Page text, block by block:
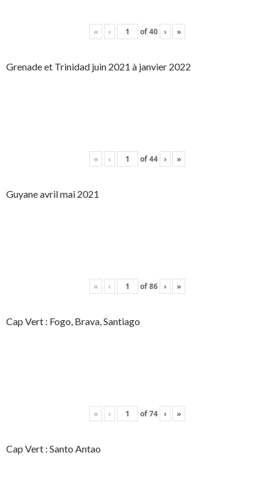
« ‹ of40 › »
Grenade et Trinidad juin 2021 à janvier 2022
« ‹ of44 › »
Guyane avril mai 2021
« ‹ of86 › »
Cap Vert : Fogo, Brava, Santiago
« ‹ of74 › »
Cap Vert : Santo Antao